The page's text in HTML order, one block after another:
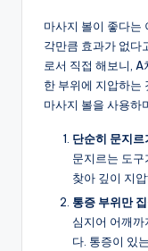
마사지 볼이 좋다는
각만큼 효과가 없다
로서 직접 해보니,
한 부위에 지압하는
마사지 볼을 사용하
단순히 문지르
문지르는 도
찾아 깊이 지
통증 부위만
심지어 어깨
다. 통증이 있